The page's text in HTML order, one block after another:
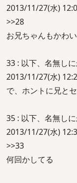
2013/11/27(水)
>>28
お兄ちゃんもかわ
33 : 以下、名無し
2013/11/27(水)
で、ホントに兄と
35 : 以下、名無し
2013/11/27(水)
>>33
何回かしてる